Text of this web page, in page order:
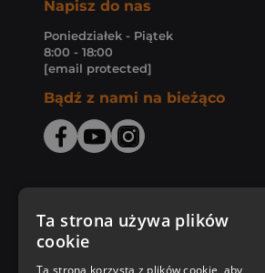
Napisz do nas
Poniedziałek - Piątek
8:00 - 18:00
[email protected]
Bądź z nami na bieżąco
Zakupy u nas
Ta strona używa plików
cookie
Ta strona korzysta z plików cookie, aby